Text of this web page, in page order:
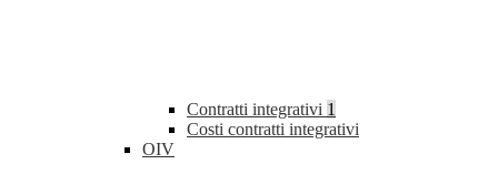
Contratti integrativi 1
Costi contratti integrativi
OIV